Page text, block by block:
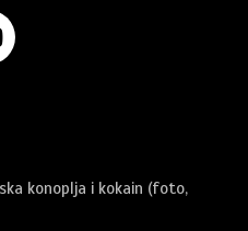
konoplja i kokain (foto,